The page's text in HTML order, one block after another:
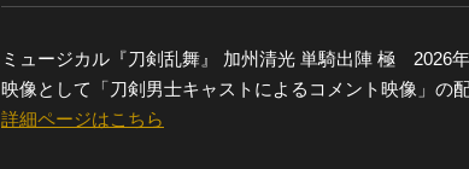
ミュージカル『刀剣乱舞』 加州清光 単騎出陣 極 2026
映像として「刀剣男士キャストによるコメント映像」の
詳細ページはこちら